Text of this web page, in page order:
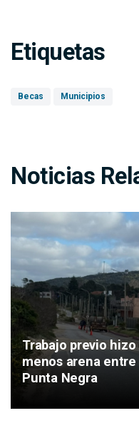
Etiquetas
Becas Municipios
Noticias
Trabajo previo
menos arena entre
Punta Negra